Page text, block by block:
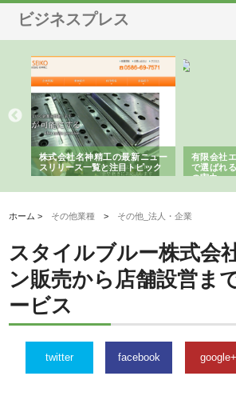
ビジネスプレス
株式会社名神精工の最新ニュー
スリリース一覧と注目トピック
有限会社
で選ばれ
の実力
ホーム > その他業種 > その他_法人・企業
スタイルブルー株式会
ン販売から店舗設営ま
ービス
twitter facebook google+